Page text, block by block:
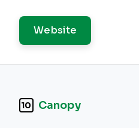
Website
10 Canopy